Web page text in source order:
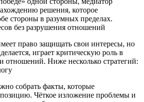
решения, которое
стороны в разумных пределах.
без разрушения отношений
право защищать свои интересы, но
играет критическую роль в
отношений. Ниже несколько стратегий:
собрать факты, которые
Чёткое изложение проблемы и